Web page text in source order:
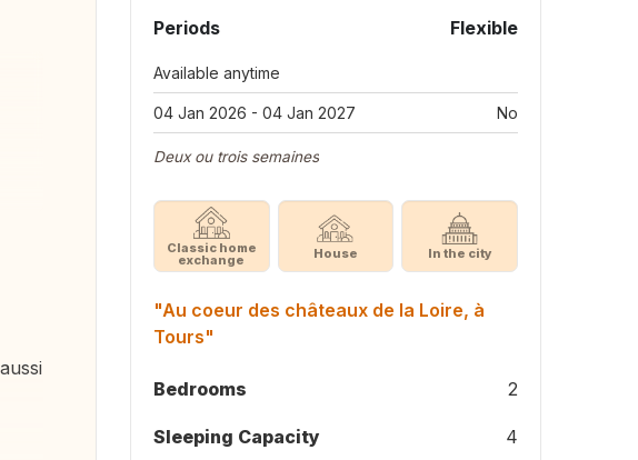
Periods Flexible
Available anytime
04 Jan 2026 - 04 Jan 2027 No
Deux ou trois semaines
Classic home
exchange House In the city
"Au coeur des châteaux de la Loire, à
Tours"
Bedrooms 2
Sleeping Capacity 4